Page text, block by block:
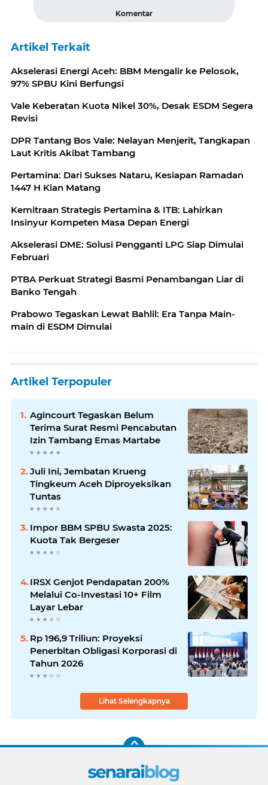
Komentar
Artikel Terkait
Akselerasi Energi Aceh: BBM Mengalir ke Pelosok,
97% SPBU Kini Berfungsi
Vale Keberatan Kuota Nikel 30%, Desak ESDM Segera
Revisi
DPR Tantang Bos Vale: Nelayan Menjerit, Tangkapan
Laut Kritis Akibat Tambang
Pertamina: Dari Sukses Nataru, Kesiapan Ramadan
1447 H Kian Matang
Kemitraan Strategis Pertamina & ITB: Lahirkan
Insinyur Kompeten Masa Depan Energi
Akselerasi DME: Solusi Pengganti LPG Siap Dimulai
Februari
PTBA Perkuat Strategi Basmi Penambangan Liar di
Banko Tengah
Prabowo Tegaskan Lewat Bahlil: Era Tanpa Main-
main di ESDM Dimulai
Artikel Terpopuler
Agincourt Tegaskan Belum
Terima Surat Resmi Pencabutan
Izin Tambang Emas Martabe
Juli Ini, Jembatan Krueng
Tingkeum Aceh Diproyeksikan
Tuntas
Impor BBM SPBU Swasta 2025:
Kuota Tak Bergeser
IRSX Genjot Pendapatan 200%
Melalui Co-Investasi 10+ Film
Layar Lebar
Rp 196,9 Triliun: Proyeksi
Penerbitan Obligasi Korporasi di
Tahun 2026
Lihat Selengkapnya